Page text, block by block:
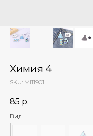
Химия 4
SKU: MI11901
85 р.
Вид